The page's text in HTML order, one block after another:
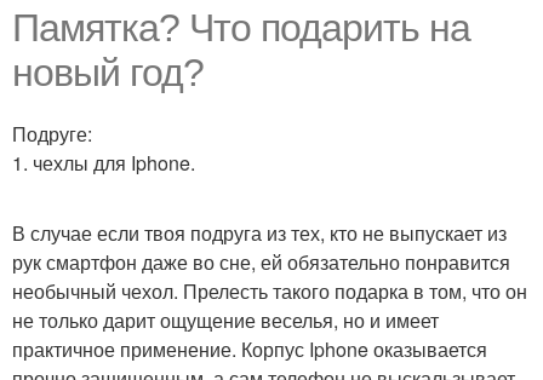
Памятка? Что подарить на
новый год?
Подруге:
1. чехлы для Iphone.
В случае если твоя подруга из тех, кто не выпускает из
рук смартфон даже во сне, ей обязательно понравится
необычный чехол. Прелесть такого подарка в том, что он
не только дарит ощущение веселья, но и имеет
практичное применение. Корпус Iphone оказывается